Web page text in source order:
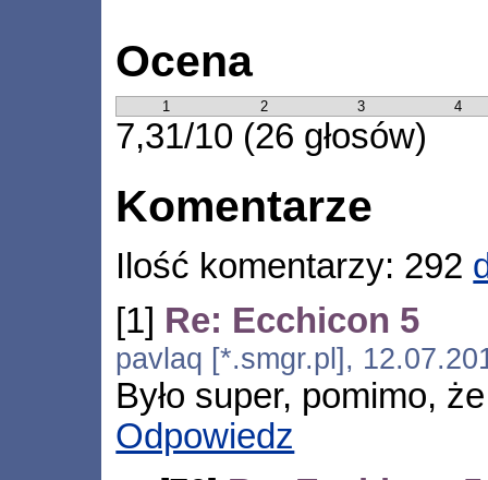
Ocena
1 2 3 4
7,31/10 (26 głosów)
Komentarze
Ilość komentarzy: 292
[1] Re: Ecchicon 5
pavlaq [*.smgr.pl],
Było super, pomimo,
Odpowiedz